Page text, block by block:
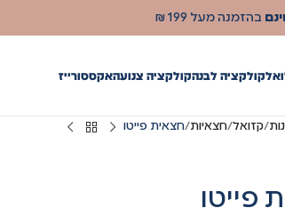
קולקציה לבנהקולקציה צנועהאקססורייז
קזואל חצאיות חצאית פייטו
פייטו
בהזמנה מעל 199 ₪